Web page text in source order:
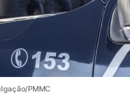
PMMC